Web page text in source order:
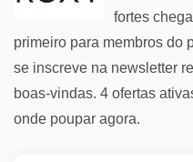
fortes
primeiro para membros do
se inscreve na newsletter
boas-vindas. 4 ofertas
onde poupar agora.